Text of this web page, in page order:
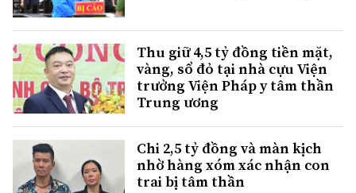
Thu giữ 4,5 tỷ đồng tiền mặt,
vàng, sổ đỏ tại nhà cựu Viện
trưởng Viện Pháp y tâm thần
Trung ương
Chi 2,5 tỷ đồng và màn kịch
nhờ hàng xóm xác nhận con
trai bị tâm thần